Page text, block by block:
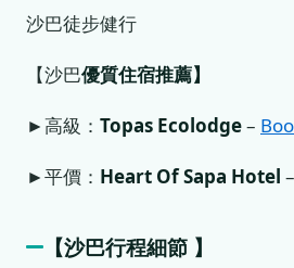
沙巴徒步健行
【沙巴優質住宿推薦】
►高級： Topas Ecolodge–
►平價： Heart Of Sapa Hotel –
【沙巴行程細節 】